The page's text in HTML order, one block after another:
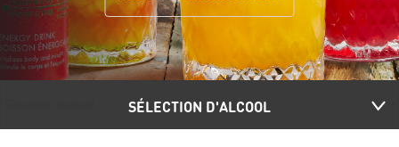
SÉLECTION D'ALCOOL